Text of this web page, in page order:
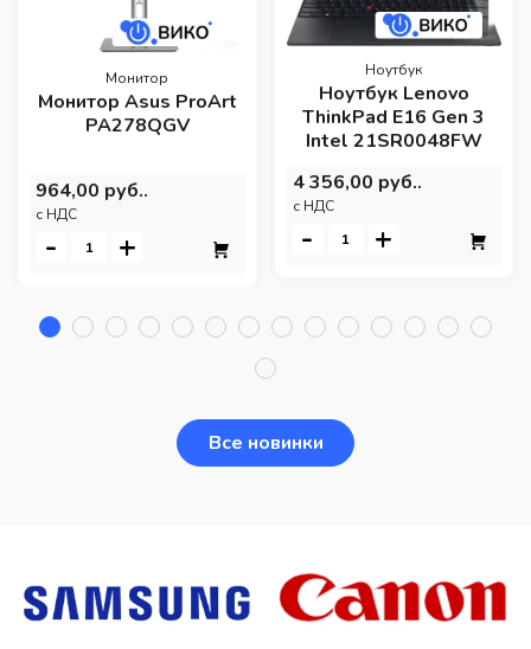
Монитор
Монитор Asus ProArt
PA278QGV
964,00 руб..
c НДС
- +
Ноутбук
Ноутбук Lenovo
ThinkPad E16 Gen 3
Intel 21SR0048FW
4 356,00 руб..
c НДС
- +
Все новинки